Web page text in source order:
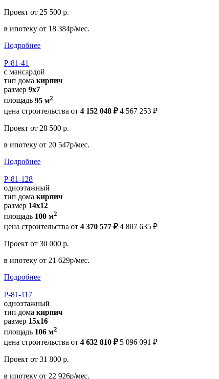
Проект от 25 500 р.
в ипотеку от 18 384р/мес.
Подробнее
Р-81-41
с мансардой
тип дома кирпич
размер 9x7
площадь 95 м2
цена строительства от 4 152 048 ₽ 4 567 253 ₽
Проект от 28 500 р.
в ипотеку от 20 547р/мес.
Подробнее
Р-81-128
одноэтажный
тип дома кирпич
размер 14x12
площадь 100 м2
цена строительства от 4 370 577 ₽ 4 807 635 ₽
Проект от 30 000 р.
в ипотеку от 21 629р/мес.
Подробнее
Р-81-117
одноэтажный
тип дома кирпич
размер 15x16
площадь 106 м2
цена строительства от 4 632 810 ₽ 5 096 091 ₽
Проект от 31 800 р.
в ипотеку от 22 926р/мес.